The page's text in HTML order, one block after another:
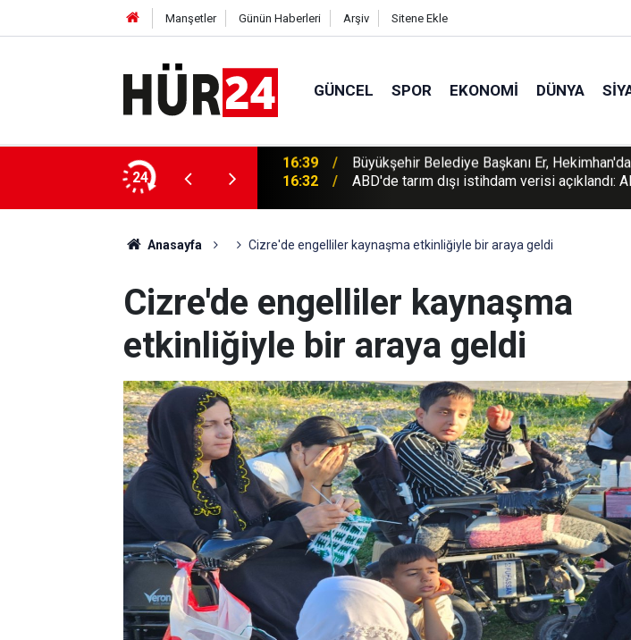
Manşetler Günün Haberleri Arşiv Sitene Ekle
GÜNCEL SPOR EKONOMI DÜNYA
24
yatırımları inceledi 16:32 ABD'de tarım dışı istihdam verisi açıklandı:
Anasayfa Cizre'de engelliler kaynaşma etkinliğiyle bir araya geldi
Cizre'de engelliler kaynaşma
etkinliğiyle bir araya geldi